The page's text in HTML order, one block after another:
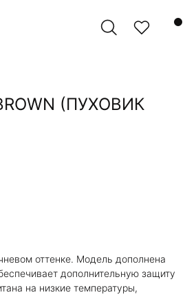
(ПУХОВИК
оттенке. Модель дополнена
дополнительную защиту
на низкие температуры,